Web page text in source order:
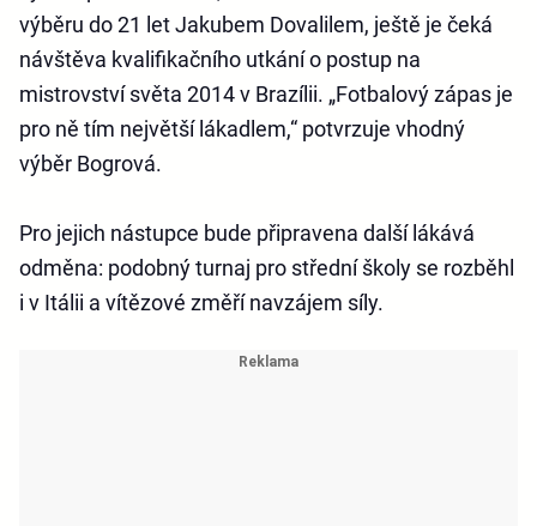
výběru do 21 let Jakubem Dovalilem, ještě je čeká
návštěva kvalifikačního utkání o postup na
mistrovství světa 2014 v Brazílii. „Fotbalový zápas je
pro ně tím největší lákadlem,“ potvrzuje vhodný
výběr Bogrová.
Pro jejich nástupce bude připravena další lákává
odměna: podobný turnaj pro střední školy se rozběhl
i v Itálii a vítězové změří navzájem síly.